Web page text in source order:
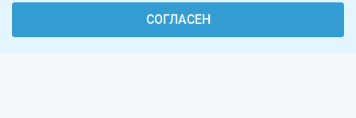
СОГЛАСЕН